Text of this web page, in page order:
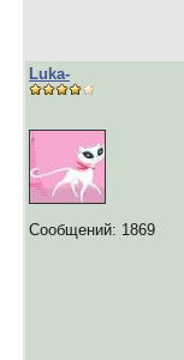
Luka-
Сообщений: 1869